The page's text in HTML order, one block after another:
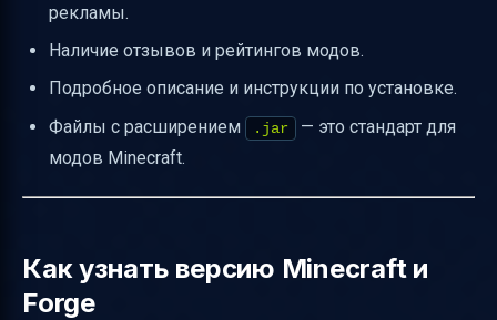
рекламы.
Наличие отзывов и рейтингов модов.
Подробное описание и инструкции по установке.
Файлы с расширением
.jar
— это стандарт для
модов Minecraft.
Как узнать версию Minecraft и
Forge